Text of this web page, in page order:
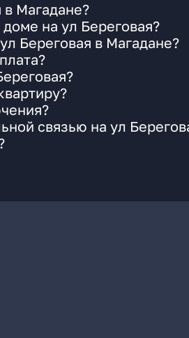
Магадане?
на ул Береговая?
Береговая в Магадане?
связью на ул